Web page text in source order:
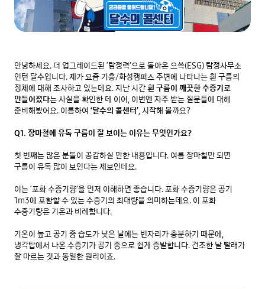
안녕하세요. 더 업그레이드된 ‘탐정력’으로 돌아온 으쓱(ESG) 탐정사무소
인턴 달수입니다. 제가 요즘 기흥/화성캠퍼스 주변에 나타나는 흰 구름의
정체에 대해 조사하고 있는데요. 지난 시간 흰 구름이 깨끗한 수증기로
만들어졌다는 사실을 확인한 데 이어, 이번엔 자주 받는 질문들에 대해
준비해봤어요. 이름하여 ‘달수의 콜센터’, 시작해 볼까요?
Q1. 장마철에 유독 구름이 잘 보이는 이유는 무엇인가요?
첫 번째는 많은 분들이 공감하실 만한 내용입니다. 여름 장마철만 되면
구름이 유독 많이 보인다는 제보인데요.
이는 ‘포화 수증기량’을 먼저 이해하면 좋습니다. 포화 수증기량은 공기
1m3에 포함할 수 있는 수증기의 최대량을 의미하는데요. 이 포화
수증기량은 기온과 비례합니다.
기온이 높고 공기 중 습도가 낮은 날에는 빈자리가 충분하기 때문에,
냉각탑에서 나온 수증기가 공기 중으로 쉽게 증발합니다. 건조한 날 빨래가
잘 마르는 것과 동일한 원리이죠.